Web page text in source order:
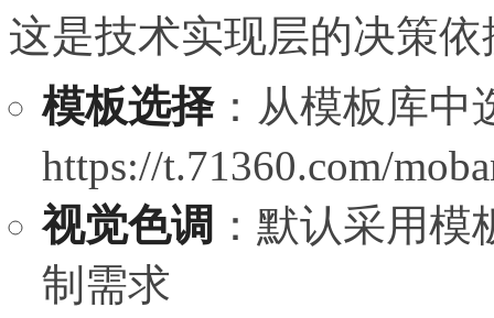
这是技术实现层的决策
模板选择：从模板库中
https://t.71360.com/
视觉色调 ：默认采用
制需求